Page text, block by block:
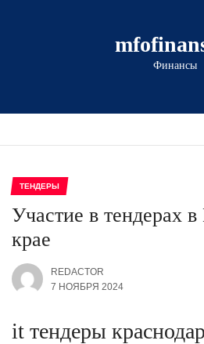
Финансы
ТЕНДЕРЫ
Участие в тендерах
крае
REDACTOR
7 НОЯБРЯ 2024
it тендеры